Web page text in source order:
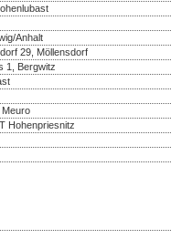
Anhalt
29, Möllensdorf
1, Bergwitz
Meuro
Hohenpriesnitz